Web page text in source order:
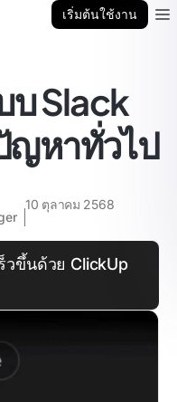
เริ่มต้นใช้งาน
บ Slack
ญหาทั่วไป
10 ตุลาคม 2568
วขึ้นด้วย ClickUp